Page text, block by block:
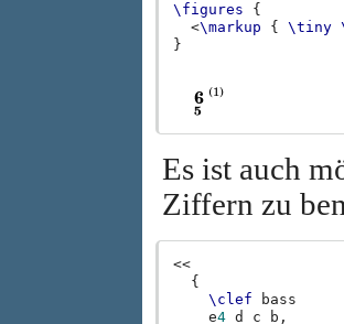
\figures
{
<\markup { \tiny
}
Es ist auch
Ziffern zu
<<
{
\clef
bass
e4 d c b,